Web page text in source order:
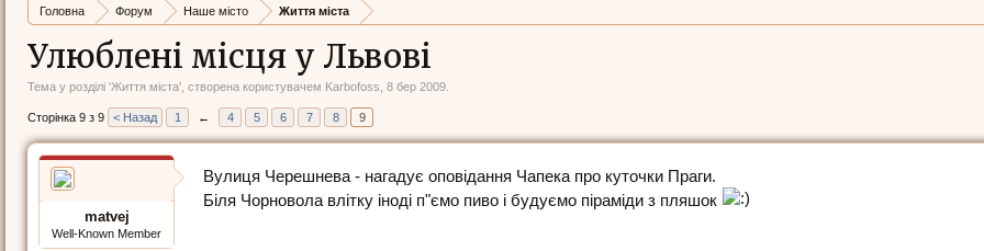
Головна Форум Наше місто Життя міста
Улюблені місця у Львові
Тема у розділі 'Життя міста', створена користувачем Karbofoss 8 бер 2009
Сторінка 9 з 9 < Назад 1 ← 4 5 6 7 8 9
matvej
Well-Known Member
Вулиця Черешнева - нагадує оповідання Чапека про куточки Праги.
Біля Чорновола влітку іноді п"ємо пиво і будуємо піраміди з пляшок